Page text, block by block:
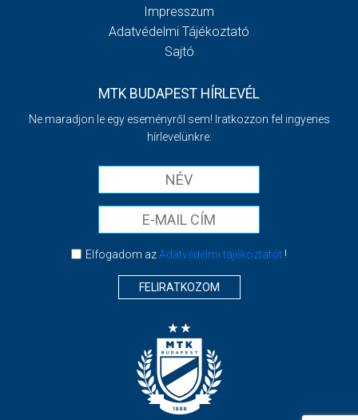
Impresszum
Adatvédelmi Tájékoztató
Sajtó
MTK BUDAPEST HÍRLEVÉL
Ne maradjon le egy eseményről sem! Iratkozzon fel ingyenes
hírlevelünkre:
Elfogadom azAdatvédelmi tájékoztatót!
FELIRATKOZOM